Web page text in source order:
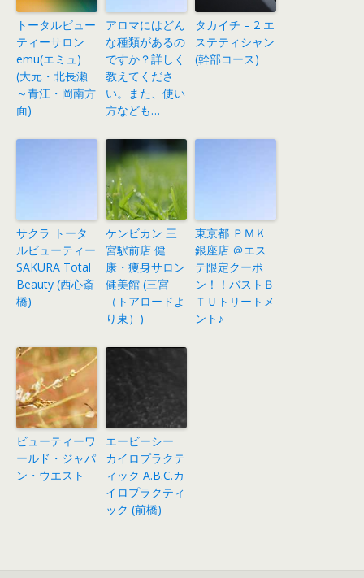
トータルビュー
ティーサロン
emu(エミュ)
(大元・北長瀬
～青江・岡南方
面)
アロマにはどん
な種類があるの
ですか？詳しく
教えてくださ
い。また、使い
方なども…
タカイチ – 2 エ
ステティシャン
(幹部コース)
サクラ トータ
ルビューティー
SAKURA Total
Beauty (西心斎
橋)
ケンビカン 三
宮駅前店 健
康・痩身サロン
健美館 (三宮
（トアロードよ
り東）)
東京都 ＰＭＫ
銀座店 ＠エス
テ限定クーポ
ン！！バストＢ
ＴＵトリートメ
ント♪
ビューティーワ
ールド・ジャパ
ン・ウエスト
エービーシー
カイロプラクテ
ィック A.B.C.カ
イロプラクティ
ック (前橋)